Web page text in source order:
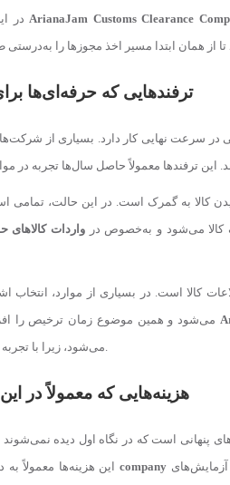
ArianaJam Customs Clearance
ترفندهایی که حرفه‌ای‌ها
در سرعت نهایی کار دارد. بسیاری از
کالا به گمرک است. در این حالت، تمامی
کالا می‌شود و به‌خصوص در واردات
کالا است. در بسیاری از موارد، انتخاب
می‌شود، زیرا با تجربه خود می‌توانند مسیر درست را از ابتدا انتخاب کنند.
هزینه‌هایی که معمولاً در
پنهانی است که در نگاه اول دیده نمی‌شوند
این هزینه‌ها معمولاً به دلیل تأخیر در اخذ مجوزها یا طولانی شدن فرآیندcompany